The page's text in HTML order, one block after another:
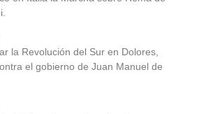
la Revolución del Sur en Dolores,
el gobierno de Juan Manuel de